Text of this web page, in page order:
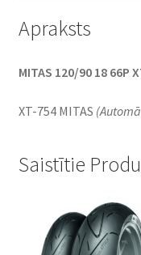
Apraksts
MITAS 120/90 18 66P
XT-754 MITAS
Saistītie